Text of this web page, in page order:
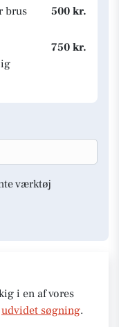
brus
500 kr.
750 kr.
værktøj
i en af vores
udvidet søgning.